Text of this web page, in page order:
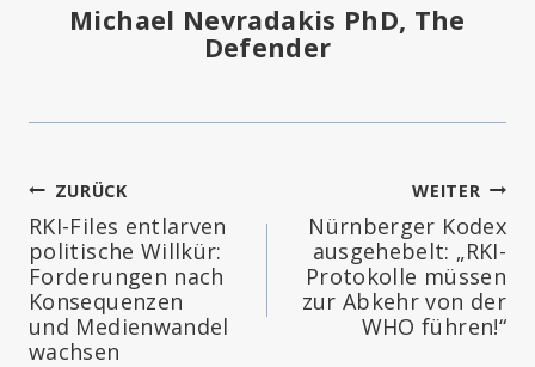
Michael Nevradakis PhD, The
Defender
Beitragsnavigation
ZURÜCK
RKI-Files entlarven
politische Willkür:
Forderungen nach
Konsequenzen
und Medienwandel
wachsen
WEITER
Nürnberger Kodex
ausgehebelt: „RKI-
Protokolle müssen
zur Abkehr von der
WHO führen!“